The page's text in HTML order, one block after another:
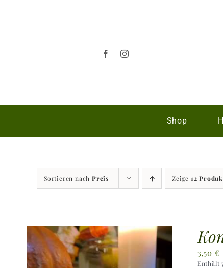
Shop
Sortieren nach Preis Zeige 12
3,50 €
Enthält